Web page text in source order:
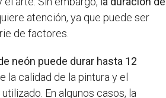
atención, ya que puede ser
de factores.
neón puede durar hasta 12
la calidad de la pintura y el
En algunos casos, la